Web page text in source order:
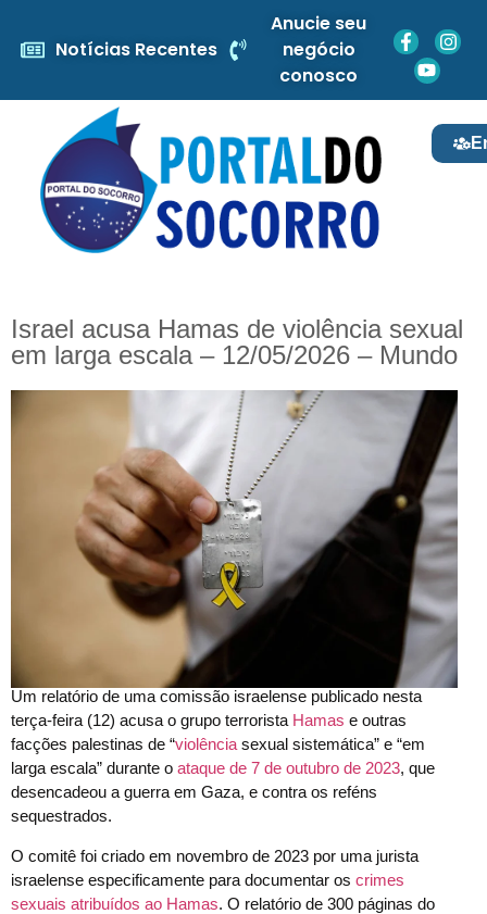
Notícias Recentes
Anucie seu
negócio
conosco
Israel acusa Hamas de violência sexual
em larga escala – 12/05/2026 – Mundo
Um relatório de uma comissão israelense publicado nesta
terça-feira (12) acusa o grupo terrorista Hamas e outras
facções palestinas de “violência sexual sistemática” e “em
larga escala” durante o ataque de 7 de outubro de 2023, que
desencadeou a guerra em Gaza, e contra os reféns
sequestrados.
O comitê foi criado em novembro de 2023 por uma jurista
israelense especificamente para documentar os crimes
sexuais atribuídos ao Hamas. O relatório de 300 páginas do